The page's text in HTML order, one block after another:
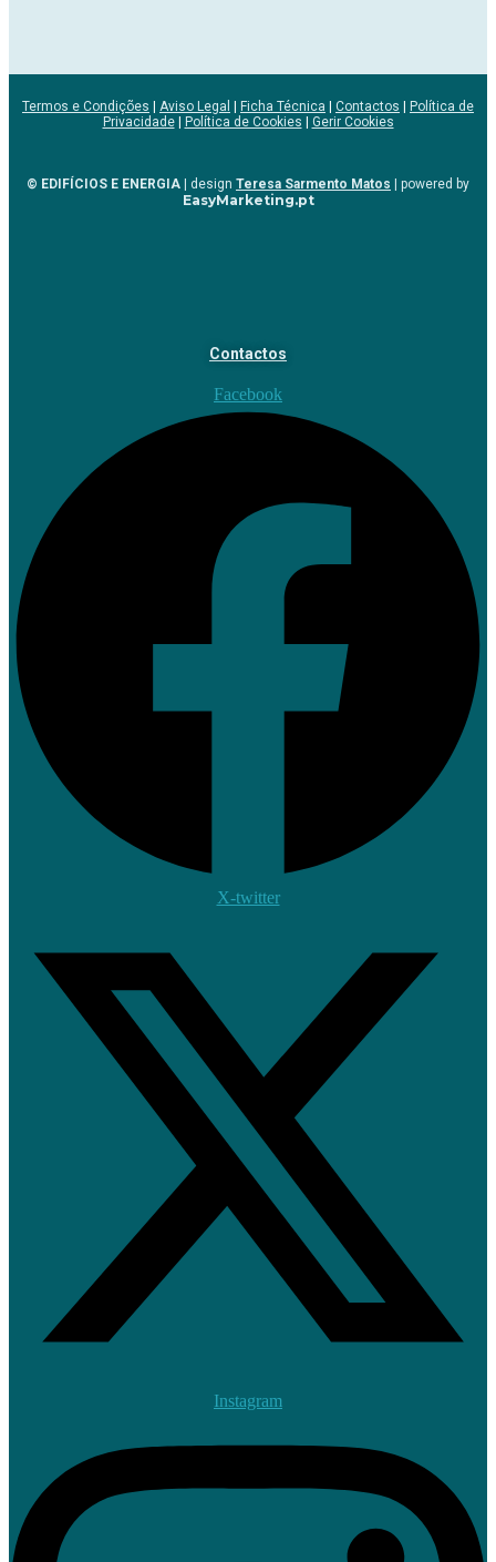
Termos e Condições Aviso Legal Ficha Técnica Contactos
Política de
Privacidade| Política de Cookies Gerir Cookies
© EDIFÍCIOS E ENERGIA | design Teresa Sarmento Matos | powered by
EasyMarketing.pt
Contactos
Facebook
X-twitter
Instagram